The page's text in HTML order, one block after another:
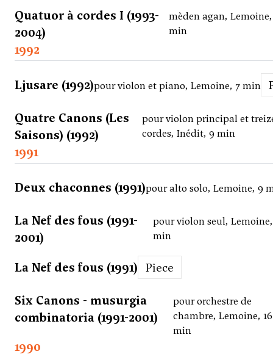
Quatuor à cordes I (1993-
2004)
mèden agan, Lemoine,
min
1992
Ljusare (1992)pour violon et piano, Lemoine, 7 min
Quatre Canons (Les
Saisons) (1992)
pour violon principal et
cordes, Inédit, 9 min
1991
Deux chaconnes (1991)pour alto solo, Lemoine, 9
La Nef des fous (1991-
2001)
pour violon seul,
min
La Nef des fous (1991) Piece
Six Canons - musurgia
combinatoria (1991-2001)
pour orchestre de
chambre, Lemoine, 16
min
1990